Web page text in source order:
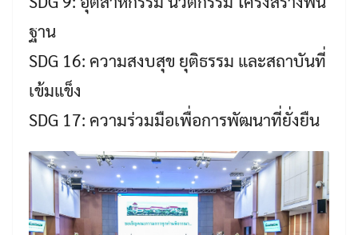
ฐาน
SDG 16: ความสงบสุข ยุติธรรม และสถาบันที่
เข้มแข็ง
SDG 17: ความร่วมมือเพื่อการพัฒนาที่ยั่งยืน